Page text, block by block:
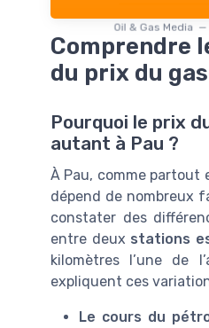
Oil & Gas Media
Comprendre
du prix du
Pourquoi le prix
autant à Pau ?
À Pau, comme partout
dépend de nombreux
constater des
entre deux stations
kilomètres l’une de
expliquent ces
Le cours du